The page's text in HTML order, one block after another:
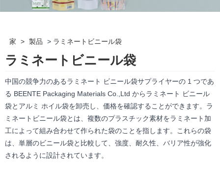
家 > 製品 > ラミネートビニール袋
ラミネートビニール袋
中国の競争力のあるラミネート ビニール袋サプライヤーの 1 つであ
る BEENTE Packaging Materials Co.,Ltd からラミネート ビニール
袋とアルミ ホイル袋を卸売し、価格を確認することができます。ラ
ミネートビニール袋とは、複数のプラスチック素材をラミネート加
工によって組み合わせて作られた袋のことを指します。これらの袋
は、単層のビニール袋と比較して、強度、耐久性、バリア性が強化
されるように設計されています。